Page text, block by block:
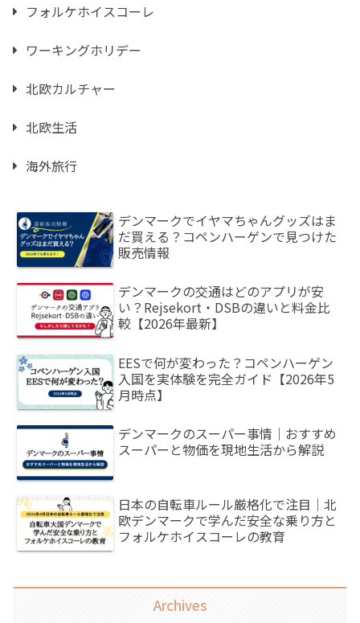
フォルケホイスコーレ
ワーキングホリデー
北欧カルチャー
北欧生活
海外旅行
デンマークでイヤマちゃんグッズはま
だ買える？コペンハーゲンで見つけた
販売情報
デンマークの交通はどのアプリが安
い？Rejsekort・DSBの違いと料金比
較【2026年最新】
EESで何が変わった？コペンハーゲン
入国を実体験を完全ガイド【2026年5
月時点】
デンマークのスーパー事情｜おすすめ
スーパーと物価を現地生活から解説
日本の自転車ルール厳格化で注目｜北
欧デンマークで学んだ安全な乗り方と
フォルケホイスコーレの教育
Archives